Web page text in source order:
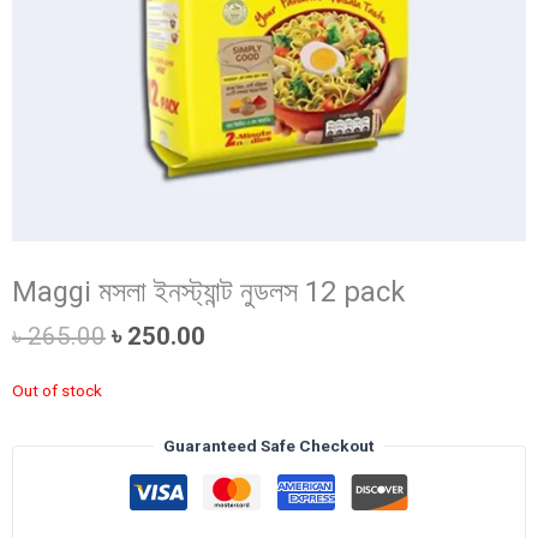
Maggi মসলা ইনস্ট্যান্ট নুডলস 12 pack
৳265.00 Original
৳ 250.00
Out of stock
Guaranteed Safe Checkout